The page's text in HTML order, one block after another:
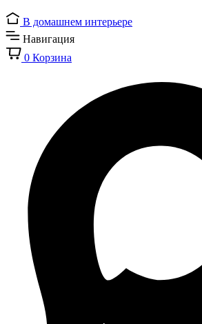
В домашнем интерьере
Навигация
0 Корзина